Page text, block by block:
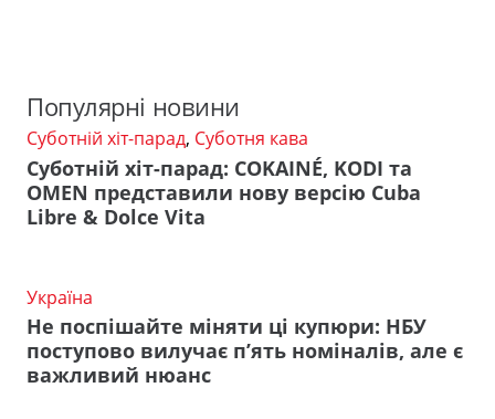
Популярні новини
Суботній хіт-парад, Суботня кава
Суботній хіт-парад: COKAINÉ, KODI та
OMEN представили нову версію Cuba
Libre & Dolce Vita
Україна
Не поспішайте міняти ці купюри: НБУ
поступово вилучає п’ять номіналів, але є
важливий нюанс